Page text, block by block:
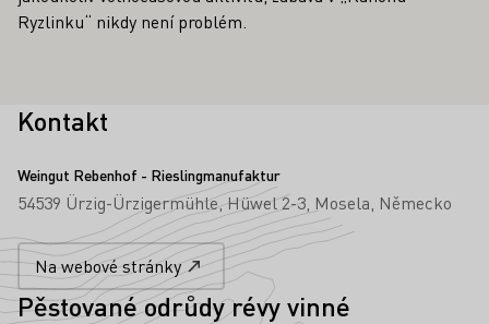
Ryzlinku“ nikdy není problém.
Kontakt
Weingut Rebenhof - Rieslingmanufaktur
54539 Ürzig-Ürzigermühle Hüwel 2-3 Mosela Německo
Na webové stránky
Pěstované odrůdy révy vinné